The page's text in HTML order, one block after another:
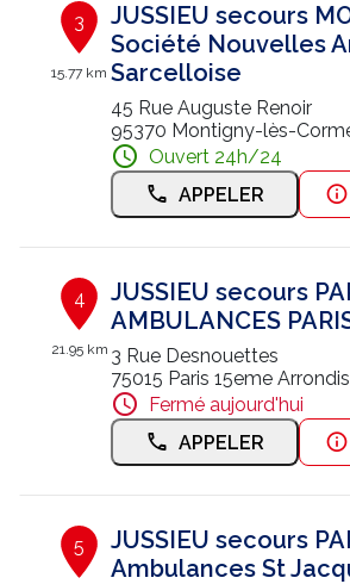
3
15.77 km
JUSSIEU secours
Société Nouvelles
Sarcelloise
45 Rue Auguste Renoir
95370 Montigny-lès-
Ouvert 24h/24
APPELER
4
21.95 km
JUSSIEU secours
AMBULANCES
3 Rue Desnouettes
75015 Paris 15eme
Fermé aujourd'hui
APPELER
5
JUSSIEU secours
Ambulances St